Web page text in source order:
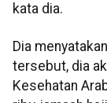
kata dia.
Dia
tersebut, dia
Kesehatan